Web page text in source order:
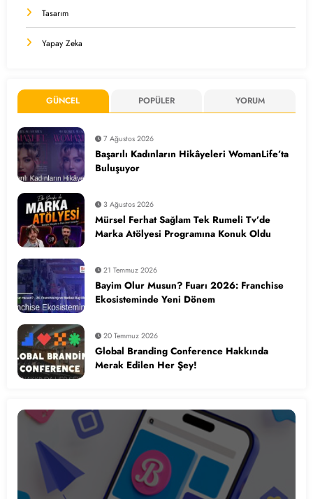
Tasarım
Yapay Zeka
GÜNCEL POPÜLER YORUM
7 Ağustos 2026
Başarılı Kadınların Hikâyeleri WomanLife’ta
Buluşuyor
3 Ağustos 2026
Mürsel Ferhat Sağlam Tek Rumeli Tv’de
Marka Atölyesi Programına Konuk Oldu
21 Temmuz 2026
Bayim Olur Musun? Fuarı 2026: Franchise
Ekosisteminde Yeni Dönem
20 Temmuz 2026
Global Branding Conference Hakkında
Merak Edilen Her Şey!